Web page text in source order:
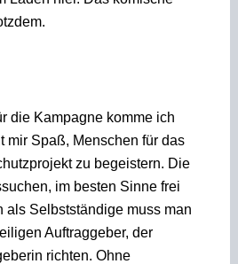
die Kampagne komme ich
mir Spaß, Menschen für das
zu begeistern. Die
im besten Sinne frei
als Selbstständige muss man
Auftraggeber, der
richten. Ohne